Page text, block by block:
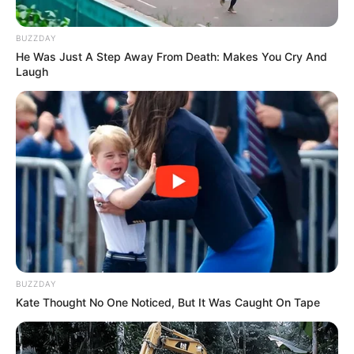
Robert Pattinson
© Shutterstock
O ator criticou os Twihards (fãs obstinados de 'Crepúsculo') por
ficarem sentados o dia todo na frente do computador apenas
comentando sobre qualquer coisa relacionada à franquia.
Miranda Lambert
BUZZDAY
He Was Just A Step Away From Death: Makes You Cry And
Laugh
BUZZDAY
Kate Thought No One Noticed, But It Was Caught On Tape